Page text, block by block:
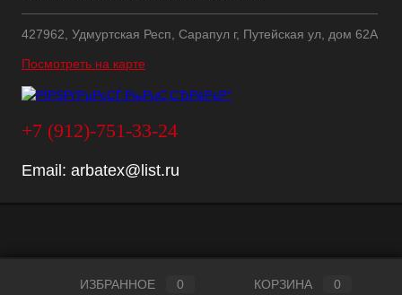
427962, Удмуртская Респ, Сарапул г, Путейская ул, дом 62А
Посмотреть на карте
+7 (912)-751-33-24
Email: arbatex@list.ru
ИЗБРАННОЕ 0 КОРЗИНА 0